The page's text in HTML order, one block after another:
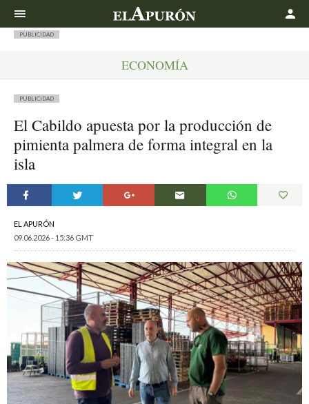
PUBLICIDAD
ECONOMÍA
PUBLICIDAD
El Cabildo apuesta por la producción de
pimienta palmera de forma integral en la
isla
EL APURÓN
09.06.2026 - 15:36 GMT